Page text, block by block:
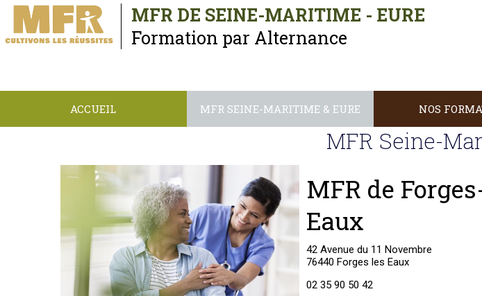
MFR DE SEINE-MARITIME - EURE
Formation par Alternance
ACCUEIL MFR SEINE-MARITIME & EURE NOS
MFR Seine-
MFR de
Eaux
42 Avenue du 11 Novembre
76440 Forges les Eaux
02 35 90 50 42